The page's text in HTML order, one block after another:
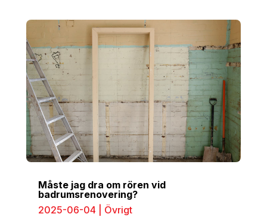
Måste jag dra om rören vid
badrumsrenovering?
2025-06-04
Övrigt